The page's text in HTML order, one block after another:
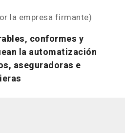
la empresa firmante)
conformes y
la automatización
aseguradoras e